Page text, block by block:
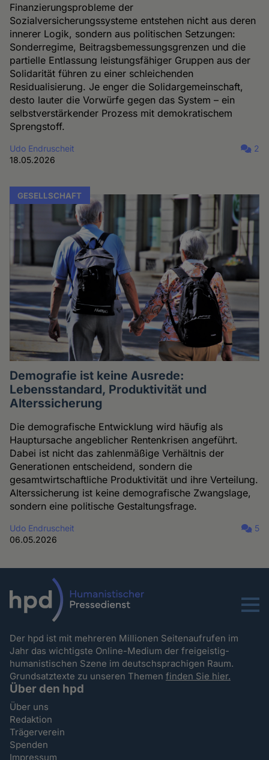
Finanzierungsprobleme der
Sozialversicherungssysteme entstehen nicht aus deren
innerer Logik, sondern aus politischen Setzungen:
Sonderregime, Beitragsbemessungsgrenzen und die
partielle Entlassung leistungsfähiger Gruppen aus der
Solidarität führen zu einer schleichenden
Residualisierung. Je enger die Solidargemeinschaft,
desto lauter die Vorwürfe gegen das System – ein
selbstverstärkender Prozess mit demokratischem
Sprengstoff.
Udo Endruscheit
18.05.2026
2
GESELLSCHAFT
Demografie ist keine Ausrede:
Lebensstandard, Produktivität und
Alterssicherung
Die demografische Entwicklung wird häufig als
Hauptursache angeblicher Rentenkrisen angeführt.
Dabei ist nicht das zahlenmäßige Verhältnis der
Generationen entscheidend, sondern die
gesamtwirtschaftliche Produktivität und ihre Verteilung.
Alterssicherung ist keine demografische Zwangslage,
sondern eine politische Gestaltungsfrage.
Udo Endruscheit
06.05.2026
5
Menu
Der hpd ist mit mehreren Millionen Seitenaufrufen im
Jahr das wichtigste Online-Medium der freigeistig-
humanistischen Szene im deutschsprachigen Raum.
Grundsatztexte zu unseren Themenfinden Sie hier.
Über den hpd
Über uns
Redaktion
Trägerverein
Spenden
Impressum